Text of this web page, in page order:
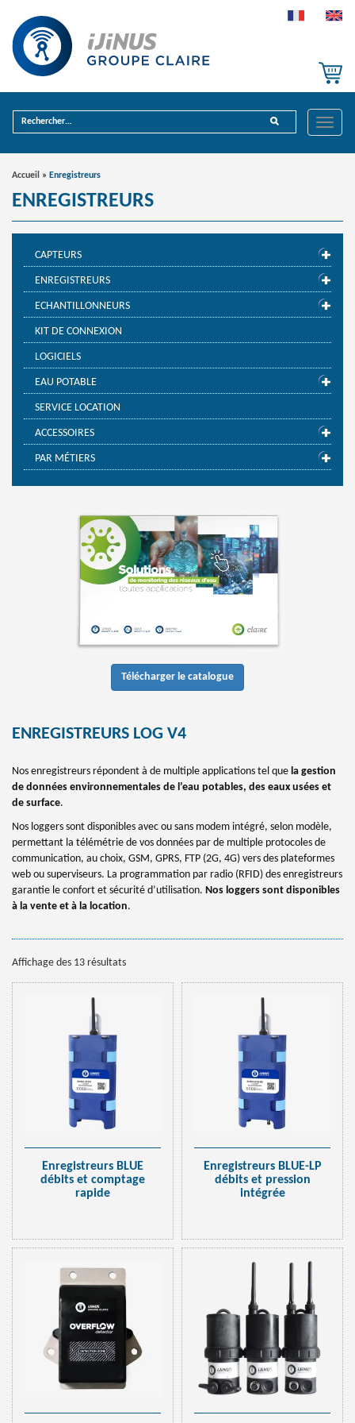
Toggle
Accueil » Enregistreurs
ENREGISTREURS
CAPTEURS
ENREGISTREURS
ECHANTILLONNEURS
KIT DE CONNEXION
LOGICIELS
EAU POTABLE
SERVICE LOCATION
ACCESSOIRES
PAR MÉTIERS
Télécharger le catalogue
ENREGISTREURS LOG V4
Nos enregistreurs répondent à de multiple applications tel que la gestion
de données environnementales de l’eau potables, des eaux usées et
de surface.
Nos loggers sont disponibles avec ou sans modem intégré, selon modèle,
permettant la télémétrie de vos données par de multiple protocoles de
communication, au choix, GSM, GPRS, FTP (2G, 4G) vers des plateformes
web ou superviseurs. La programmation par radio (RFID) des enregistreurs
garantie le confort et sécurité d’utilisation. Nos loggers sont disponibles
à la vente et à la location.
Affichage des 13 résultats
Enregistreurs BLUE
débits et comptage
rapide
Enregistreurs BLUE-LP
débits et pression
intégrée